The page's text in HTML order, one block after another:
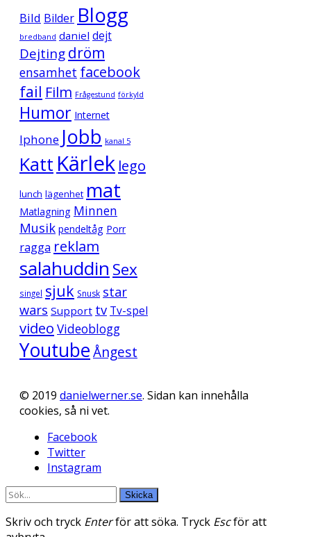
Bild Bilder Blogg
bredband daniel dejt
Dejtingdröm
ensamhet facebook
fail Film Frågestund förkyld
Humor Internet
Iphone Jobb kanal 5
Katt Kärlek lego
lunch lägenhet mat
Matlagning Minnen
Musik pendeltåg Porr
ragga reklam
salahuddin Sex
singel sjuk Snusk star
wars Support tv Tv-spel
video Videoblogg
YoutubeÅngest
© 2019 danielwerner.se. Sidan kan innehålla
cookies, så ni vet.
Facebook
Twitter
Instagram
Skicka
Skriv och tryck Enterför att söka. Tryck Escför att